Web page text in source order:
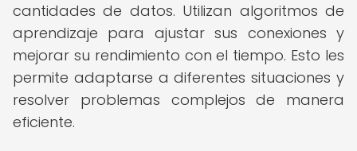
cantidades de datos. Utilizan algoritmos de
aprendizaje para ajustar sus conexiones y
mejorar su rendimiento con el tiempo. Esto les
permite adaptarse a diferentes situaciones y
resolver problemas complejos de manera
eficiente.